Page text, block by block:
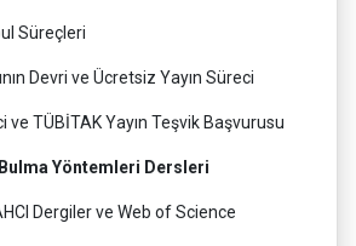
Süreçleri
Devri ve Ücretsiz Yayın Süreci
ve TÜBİTAK Yayın Teşvik Başvurusu
Yöntemleri Dersleri
Dergiler ve Web of Science